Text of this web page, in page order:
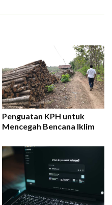
Penguatan KPH untuk
Mencegah Bencana Iklim